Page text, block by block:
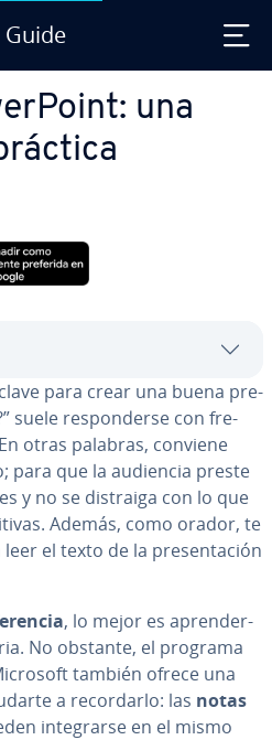
una
LinkedIn
para crear una buena pre­
suele re­s­po­n­de­r­se con fre­
otras palabras, conviene
para que la audiencia preste
y no se distraiga con lo que
Además, como orador, te
el texto de la pre­se­n­ta­ción
, lo mejor es apre­n­de­r­
No obstante, el programa
también ofrece una
a re­co­r­dar­lo: las notas
in­te­grar­se en el mismo